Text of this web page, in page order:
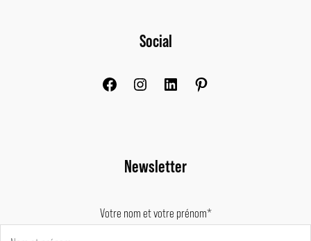
Social
Newsletter
Votre nom et votre prénom*